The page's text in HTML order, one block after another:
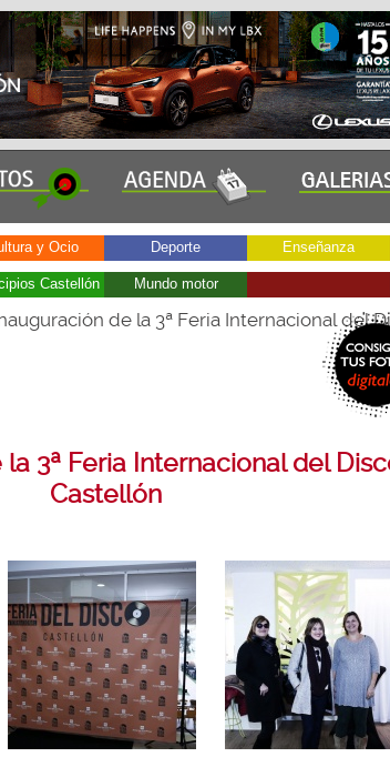
y Ocio Deporte Enseñanza
Castellón Mundo motor
de la 3ª Feria Internacional del
la 3ª Feria Internacional del
Castellón